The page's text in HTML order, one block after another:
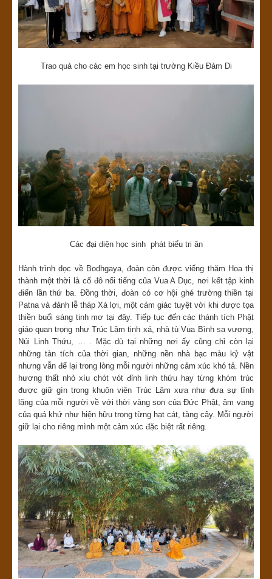
Trao quà cho các em học sinh tại trường Kiều Đàm Di
Các đại diện học sinh phát biểu tri ân
Hành trình dọc về Bodhgaya, đoàn còn được viếng thăm Hoa thị
thành một thời là cố đô nổi tiếng của Vua A Dục, nơi kết tập kinh
điển lần thứ ba. Đồng thời, đoàn có cơ hội ghé trường thiền tại
Patna và đảnh lễ tháp Xá lợi, một cảm giác tuyệt vời khi được tọa
thiền buổi sáng tinh mơ tại đây. Tiếp tục đến các thánh tích Phật
giáo quan trọng như Trúc Lâm tịnh xá, nhà tù Vua Bình sa vương,
Núi Linh Thứu, … . Mặc dù tại những nơi ấy cũng chỉ còn lại
những tàn tích của thời gian, những nền nhà bạc màu kỷ vật
nhưng vẫn để lại trong lòng mỗi người những cảm xúc khó tả. Nền
hương thất nhỏ xíu chót vót đỉnh linh thứu hay từng khóm trúc
được giữ gìn trong khuôn viên Trúc Lâm xưa như đưa sự tĩnh
lặng của mỗi người về với thời vàng son của Đức Phật, âm vang
của quá khứ như hiện hữu trong từng hạt cát, tàng cây. Mỗi người
giữ lại cho riêng mình một cảm xúc đặc biệt rất riêng.